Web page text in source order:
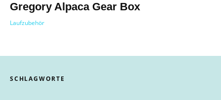
Gregory Alpaca Gear Box
Laufzubehör
SCHLAGWORTE